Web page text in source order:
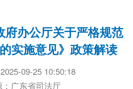
府办公厅关于严格规范
实施意见》政策解读
09-25 10:50:18
：广东省司法厅